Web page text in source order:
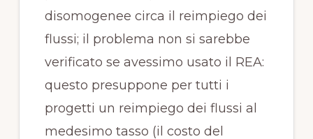
disomogenee circa il reimpiego dei
flussi; il problema non si sarebbe
verificato se avessimo usato il REA:
questo presuppone per tutti i
progetti un reimpiego dei flussi al
medesimo tasso (il costo del